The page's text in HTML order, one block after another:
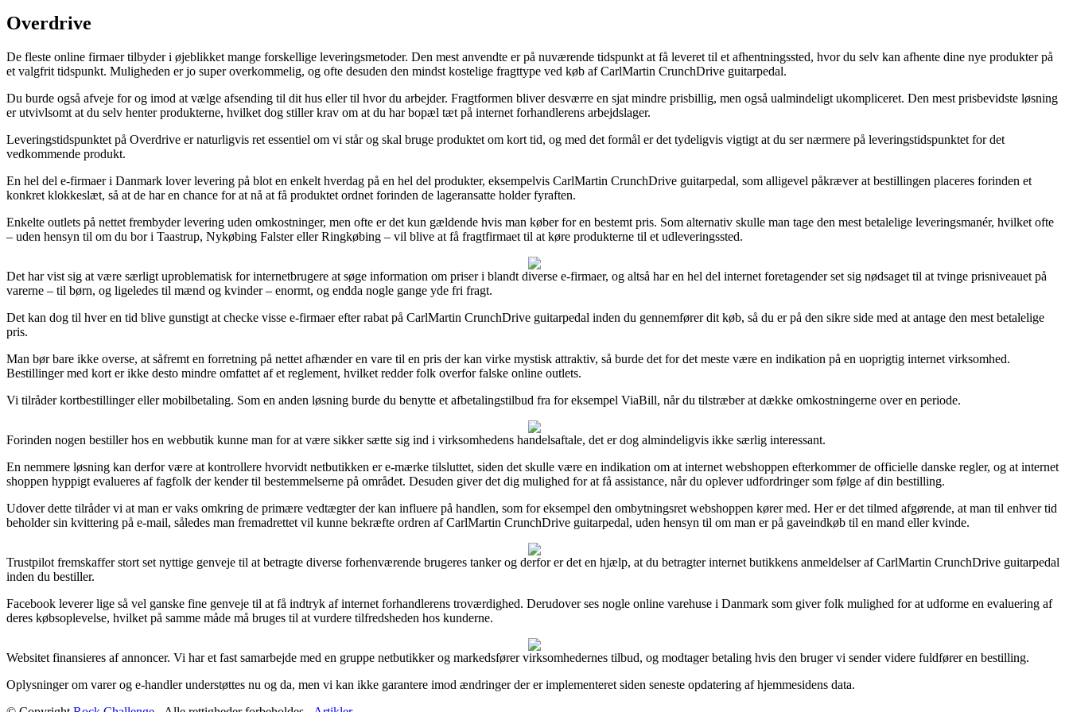
Overdrive
De fleste online firmaer tilbyder i øjeblikket mange forskellige leveringsmetoder. Den mest anvendte er på nuværende tidspunkt at få leveret til et afhentningssted, hvor du selv kan afhente dine nye produkter på
et valgfrit tidspunkt. Muligheden er jo super overkommelig, og ofte desuden den mindst kostelige fragttype ved køb af CarlMartin CrunchDrive guitarpedal.
Du burde også afveje for og imod at vælge afsending til dit hus eller til hvor du arbejder. Fragtformen bliver desværre en sjat mindre prisbillig, men også ualmindeligt ukompliceret. Den mest prisbevidste løsning
er utvivlsomt at du selv henter produkterne, hvilket dog stiller krav om at du har bopæl tæt på internet forhandlerens arbejdslager.
Leveringstidspunktet på Overdrive er naturligvis ret essentiel om vi står og skal bruge produktet om kort tid, og med det formål er det tydeligvis vigtigt at du ser nærmere på leveringstidspunktet for det
vedkommende produkt.
En hel del e-firmaer i Danmark lover levering på blot en enkelt hverdag på en hel del produkter, eksempelvis CarlMartin CrunchDrive guitarpedal, som alligevel påkræver at bestillingen placeres forinden et
konkret klokkeslæt, så at de har en chance for at nå at få produktet ordnet forinden de lageransatte holder fyraften.
Enkelte outlets på nettet frembyder levering uden omkostninger, men ofte er det kun gældende hvis man køber for en bestemt pris. Som alternativ skulle man tage den mest betalelige leveringsmanér, hvilket ofte
– uden hensyn til om du bor i Taastrup, Nykøbing Falster eller Ringkøbing – vil blive at få fragtfirmaet til at køre produkterne til et udleveringssted.
Det har vist sig at være særligt uproblematisk for internetbrugere at søge information om priser i blandt diverse e-firmaer, og altså har en hel del internet foretagender set sig nødsaget til at tvinge prisniveauet på
varerne – til børn, og ligeledes til mænd og kvinder – enormt, og endda nogle gange yde fri fragt.
Det kan dog til hver en tid blive gunstigt at checke visse e-firmaer efter rabat på CarlMartin CrunchDrive guitarpedal inden du gennemfører dit køb, så du er på den sikre side med at antage den mest betalelige
pris.
Man bør bare ikke overse, at såfremt en forretning på nettet afhænder en vare til en pris der kan virke mystisk attraktiv, så burde det for det meste være en indikation på en uoprigtig internet virksomhed.
Bestillinger med kort er ikke desto mindre omfattet af et reglement, hvilket redder folk overfor falske online outlets.
Vi tilråder kortbestillinger eller mobilbetaling. Som en anden løsning burde du benytte et afbetalingstilbud fra for eksempel ViaBill, når du tilstræber at dække omkostningerne over en periode.
Forinden nogen bestiller hos en webbutik kunne man for at være sikker sætte sig ind i virksomhedens handelsaftale, det er dog almindeligvis ikke særlig interessant.
En nemmere løsning kan derfor være at kontrollere hvorvidt netbutikken er e-mærke tilsluttet, siden det skulle være en indikation om at internet webshoppen efterkommer de officielle danske regler, og at internet
shoppen hyppigt evalueres af fagfolk der kender til bestemmelserne på området. Desuden giver det dig mulighed for at få assistance, når du oplever udfordringer som følge af din bestilling.
Udover dette tilråder vi at man er vaks omkring de primære vedtægter der kan influere på handlen, som for eksempel den ombytningsret webshoppen kører med. Her er det tilmed afgørende, at man til enhver tid
beholder sin kvittering på e-mail, således man fremadrettet vil kunne bekræfte ordren af CarlMartin CrunchDrive guitarpedal, uden hensyn til om man er på gaveindkøb til en mand eller kvinde.
Trustpilot fremskaffer stort set nyttige genveje til at betragte diverse forhenværende brugeres tanker og derfor er det en hjælp, at du betragter internet butikkens anmeldelser af CarlMartin CrunchDrive guitarpedal
inden du bestiller.
Facebook leverer lige så vel ganske fine genveje til at få indtryk af internet forhandlerens troværdighed. Derudover ses nogle online varehuse i Danmark som giver folk mulighed for at udforme en evaluering af
deres købsoplevelse, hvilket på samme måde må bruges til at vurdere tilfredsheden hos kunderne.
Websitet finansieres af annoncer. Vi har et fast samarbejde med en gruppe netbutikker og markedsfører virksomhedernes tilbud, og modtager betaling hvis den bruger vi sender videre fuldfører en bestilling.
Oplysninger om varer og e-handler understøttes nu og da, men vi kan ikke garantere imod ændringer der er implementeret siden seneste opdatering af hjemmesidens data.